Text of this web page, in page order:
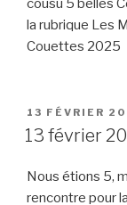
cousu 5 belles
la rubrique Les
Couettes 2025
PUBLIÉ
LE
13 FÉVRIER
13 février
Nous étions 5,
rencontre pour